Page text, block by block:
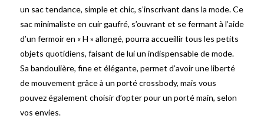
un sac tendance, simple et chic, s’inscrivant dans la mode. Ce
sac minimaliste en cuir gaufré, s’ouvrant et se fermant à l’aide
d’un fermoir en « H » allongé, pourra accueillir tous les petits
objets quotidiens, faisant de lui un indispensable de mode.
Sa bandoulière, fine et élégante, permet d’avoir une liberté
de mouvement grâce à un porté crossbody, mais vous
pouvez également choisir d’opter pour un porté main, selon
vos envies.